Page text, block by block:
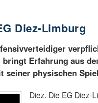
Diez-Limburg
bringt Erfahrung aus
seiner physischen
Diez. Die EG Diez-